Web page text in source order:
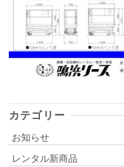
カテゴリー
お知らせ
レンタル新商品